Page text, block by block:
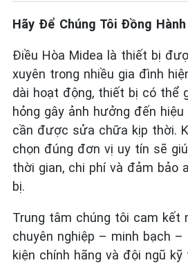
Hãy Để Chúng Tôi Đồng Hành
Điều Hòa Midea là thiết bị
xuyên trong nhiều gia đình
dài hoạt động, thiết bị có thể
hỏng gây ảnh hưởng đến
cần được sửa chữa kịp thời.
chọn đúng đơn vị uy tín sẽ
thời gian, chi phí và đảm bảo
bị.
Trung tâm chúng tôi cam kết
chuyên nghiệp – minh bạch
kiện chính hãng và đội ngũ kỹ